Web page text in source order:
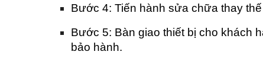
Bước 4: Tiến hành sửa chữa thay
Bước 5: Bàn giao thiết bị cho khách
bảo hành.